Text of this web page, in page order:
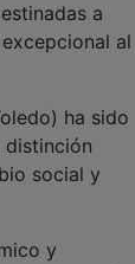
a
al
ha sido
distinción
social y
y